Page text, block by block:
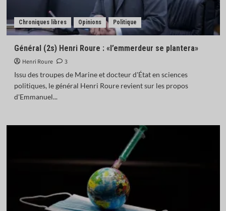
Chroniques libres Opinions Politique
Général (2s) Henri Roure : «l’emmerdeur se plantera»
Henri Roure
3
Issu des troupes de Marine et docteur d'État en sciences
politiques, le général Henri Roure revient sur les propos
d'Emmanuel...